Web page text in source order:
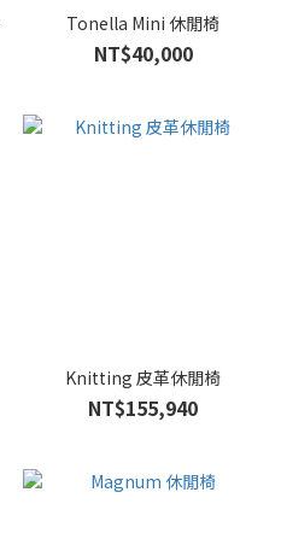
Tonella Mini 休閒椅
NT$40,000
Knitting 皮革休閒椅
NT$155,940